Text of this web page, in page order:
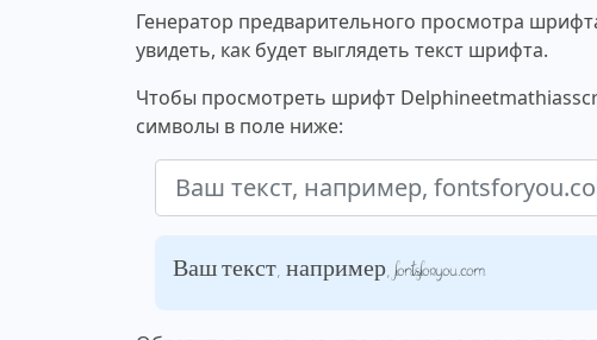
Генератор предварительного просмотра
увидеть, как будет выглядеть текст шрифта.
Чтобы просмотреть шрифт
символы в поле ниже:
Ваш текст, например, fontsforyou.com